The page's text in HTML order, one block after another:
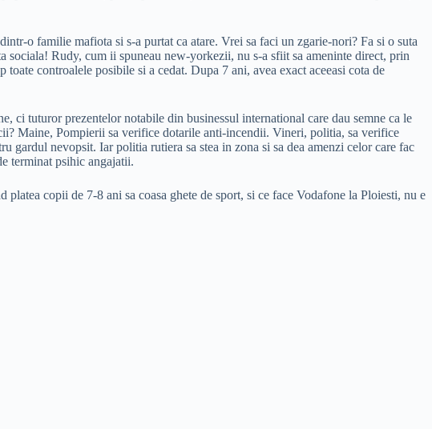
o familie mafiota si s-a purtat ca atare. Vrei sa faci un zgarie-nori? Fa si o suta
sociala! Rudy, cum ii spuneau new-yorkezii, nu s-a sfiit sa ameninte direct, prin
controalele posibile si a cedat. Dupa 7 ani, avea exact aceeasi cota de
ci tuturor prezentelor notabile din businessul international care dau semne ca le
Maine, Pompierii sa verifice dotarile anti-incendii. Vineri, politia, sa verifice
nevopsit. Iar politia rutiera sa stea in zona si sa dea amenzi celor care fac
terminat psihic angajatii.
copii de 7-8 ani sa coasa ghete de sport, si ce face Vodafone la Ploiesti, nu e